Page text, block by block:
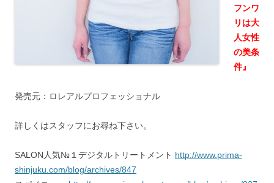
フンワ
リは大
人女性
の美条
件』
発売元：ロレアルプロフェッショナル
詳しくはスタッフにお尋ね下さい。
SALON人気№１デジタルトリートメント http://www.prima-
shinjuku.com/blog/archives/847